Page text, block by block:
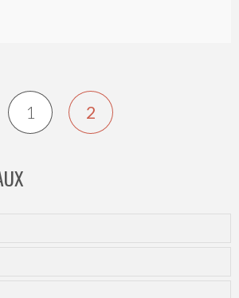
1 2